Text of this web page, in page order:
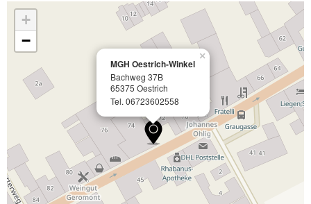
MGH Oestrich-Winkel
Bachweg 37B
65375 Oestrich
Tel. 06723602558
×
+
−